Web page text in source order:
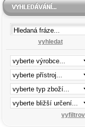
vyhledat